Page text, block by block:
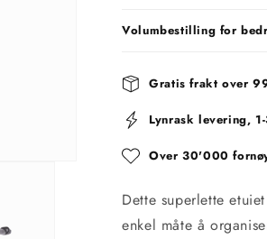
Volumbestilling for
Gratis frakt over
Lynrask levering,
Over 30'000
Dette superlette
enkel måte å